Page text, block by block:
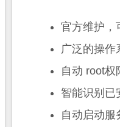
官方维护，
广泛的操作
自动 root权
智能识别已
自动启动服